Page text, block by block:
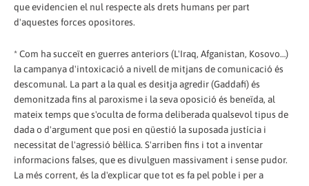
que evidencien el nul respecte als drets humans per part
d'aquestes forces opositores.
* Com ha succeït en guerres anteriors (L'Iraq, Afganistan, Kosovo…)
la campanya d'intoxicació a nivell de mitjans de comunicació és
descomunal. La part a la qual es desitja agredir (Gaddafi) és
demonitzada fins al paroxisme i la seva oposició és beneïda, al
mateix temps que s'oculta de forma deliberada qualsevol tipus de
dada o d'argument que posi en qüestió la suposada justícia i
necessitat de l'agressió bèl·lica. S'arriben fins i tot a inventar
informacions falses, que es divulguen massivament i sense pudor.
La més corrent, és la d'explicar que tot es fa pel poble i per a